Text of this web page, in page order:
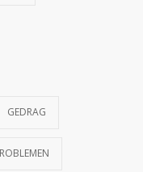
GEDRAG